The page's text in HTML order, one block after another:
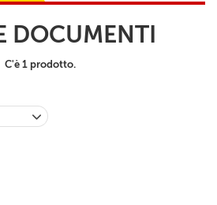
RIVISTE
DOCUMENTI
C'è 1 prodotto.